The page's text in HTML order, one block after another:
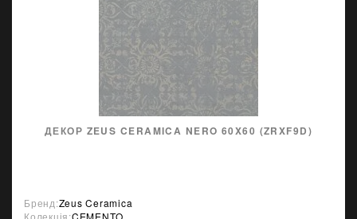
ДЕКОР ZEUS CERAMICA NERO 60X60 (ZRXF9D)
Бренд:Zeus Ceramica
Колекція:CEMENTO